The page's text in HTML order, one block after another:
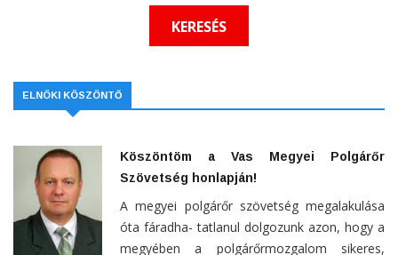
ELNÖKI KÖSZÖNTŐ
Köszöntöm a Vas Megyei Polgárőr
Szövetség honlapján!
A megyei polgárőr szövetség megalakulása
óta fáradha- tatlanul dolgozunk azon, hogy a
megyében a polgárőrmozgalom sikeres,